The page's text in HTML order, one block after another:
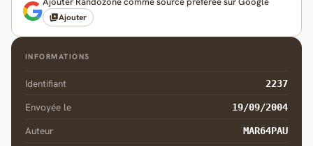
Ajouter
INFORMATIONS
Identifiant 2237
Envoyée le 19/09/2004
Auteur MAR64PAU